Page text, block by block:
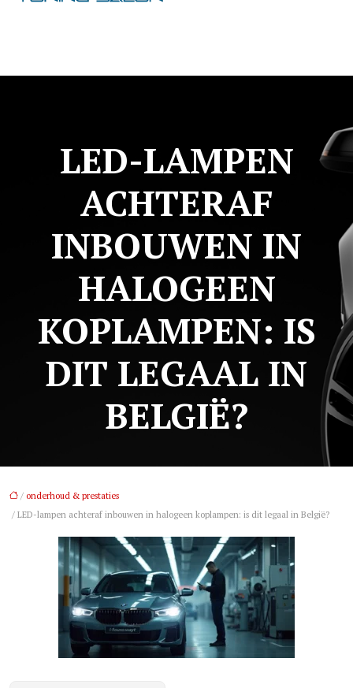
LED-LAMPEN
ACHTERAF
INBOUWEN IN
HALOGEEN
KOPLAMPEN: IS
DIT LEGAAL IN
BELGIË?
/ onderhoud & prestaties
/ LED-lampen achteraf inbouwen in halogeen koplampen: is dit legaal in België?